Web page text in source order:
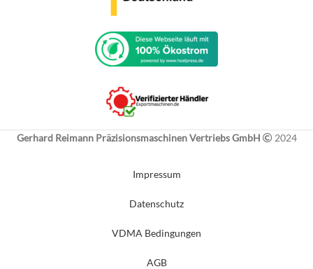
Gerhard Reimann Präzisionsmaschinen Vertriebs GmbH 2024
Impressum
Datenschutz
VDMA Bedingungen
AGB